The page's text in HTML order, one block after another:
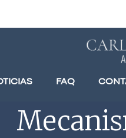
FAQ